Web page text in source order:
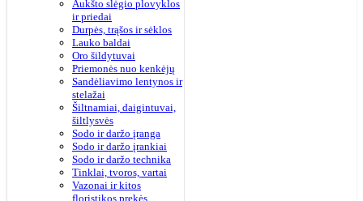
Aukšto slėgio plovyklos
ir priedai
Durpės, trąšos ir sėklos
Lauko baldai
Oro šildytuvai
Priemonės nuo kenkėjų
Sandėliavimo lentynos ir
stelažai
Šiltnamiai, daigintuvai,
šiltlysvės
Sodo ir daržo įranga
Sodo ir daržo įrankiai
Sodo ir daržo technika
Tinklai, tvoros, vartai
Vazonai ir kitos
floristikos prekės